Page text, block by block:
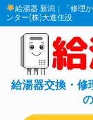
給湯器 新潟｜「修理
ンター(株)大進住設
給湯器交換・修